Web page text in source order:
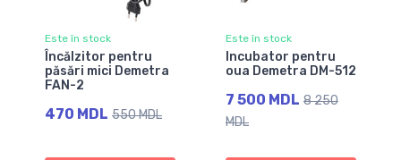
Este în stock
Încălzitor pentru
păsări mici Demetra
FAN-2
470 MDL 550 MDL
Este în stock
Incubator pentru
oua Demetra DM-512
7 500 MDL 8 250
MDL